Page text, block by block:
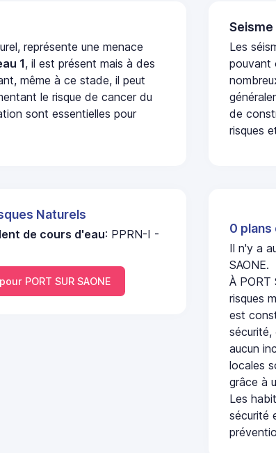
représente une menace
1, il est présent mais à des
même à ce stade, il peut
le risque de cancer du
sont essentielles pour
Seisme
Les
pouvant
de
risques
Naturels
de cours d'eau: PPRN-I -
PORT SUR SAONE
0 plans
Il n'y a
SAONE.
À PORT
risques
est
sécurité,
aucun
locales
grâce à
Les
sécurité